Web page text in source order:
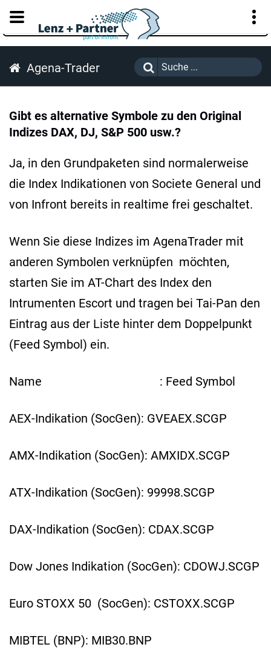
KUNDENPORTAL
Agena-Trader
Gibt es alternative Symbole zu den Original
Indizes DAX, DJ, S&P 500 usw.?
Ja, in den Grundpaketen sind normalerweise
die Index Indikationen von Societe General und
von Infront bereits in realtime frei geschaltet.
Wenn Sie diese Indizes im AgenaTrader mit
anderen Symbolen verknüpfen möchten,
starten Sie im AT-Chart des Index den
Intrumenten Escort und tragen bei Tai-Pan den
Eintrag aus der Liste hinter dem Doppelpunkt
(Feed Symbol) ein.
Name : Feed Symbol
AEX-Indikation (SocGen): GVEAEX.SCGP
AMX-Indikation (SocGen): AMXIDX.SCGP
ATX-Indikation (SocGen): 99998.SCGP
DAX-Indikation (SocGen): CDAX.SCGP
Dow Jones Indikation (SocGen): CDOWJ.SCGP
Euro STOXX 50 (SocGen): CSTOXX.SCGP
MIBTEL (BNP): MIB30.BNP